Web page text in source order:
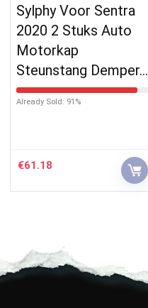
Sylphy Voor Sentra
2020 2 Stuks Auto
Motorkap
Steunstang Demper…
Already Sold: 91%
€61.18